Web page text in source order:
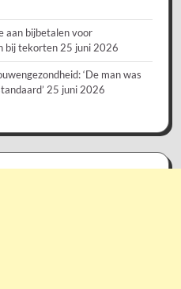
aan bijbetalen voor
bij tekorten 25 juni 2026
‘De man was
25 juni 2026